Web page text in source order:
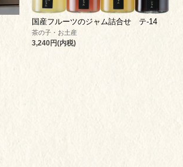
国産フルーツのジャム詰合せ テ-14
茶の子・お土産
3,240円(内税)